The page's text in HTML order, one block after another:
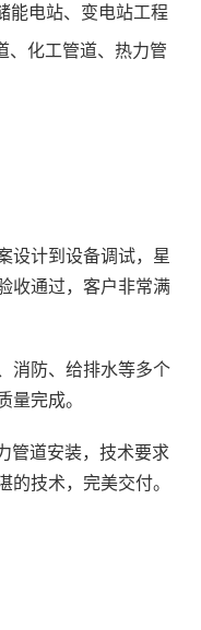
能电站、变电站工程
、化工管道、热力管
设计到设备调试，星
收通过，客户非常满
消防、给排水等多个
完成。
管道安装，技术要求
技术，完美交付。